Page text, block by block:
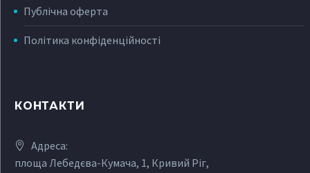
Публічна оферта
Політика конфіденційності
КОНТАКТИ
Адреса:
площа Лебедєва-Кумача, 1, Кривий Ріг,